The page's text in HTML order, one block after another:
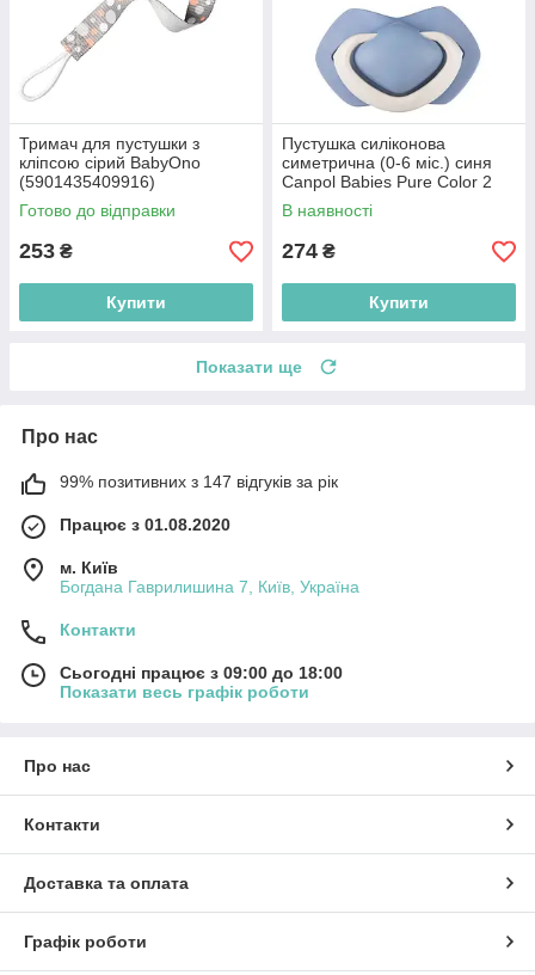
Тримач для пустушки з
кліпсою сірий BabyOno
(5901435409916)
Готово до відправки
253 ₴
Купити
Пустушка силіконова
симетрична (0-6 міс.) синя
Canpol Babies Pure Color 2
шт. (5903407992679)
В наявності
274 ₴
Купити
Показати ще
Про нас
99% позитивних з 147 відгуків за рік
Працює з 01.08.2020
м. Київ
Богдана Гаврилишина 7, Київ, Україна
Контакти
Сьогодні працює з 09:00 до 18:00
Показати весь графік роботи
Про нас
Контакти
Доставка та оплата
Графік роботи